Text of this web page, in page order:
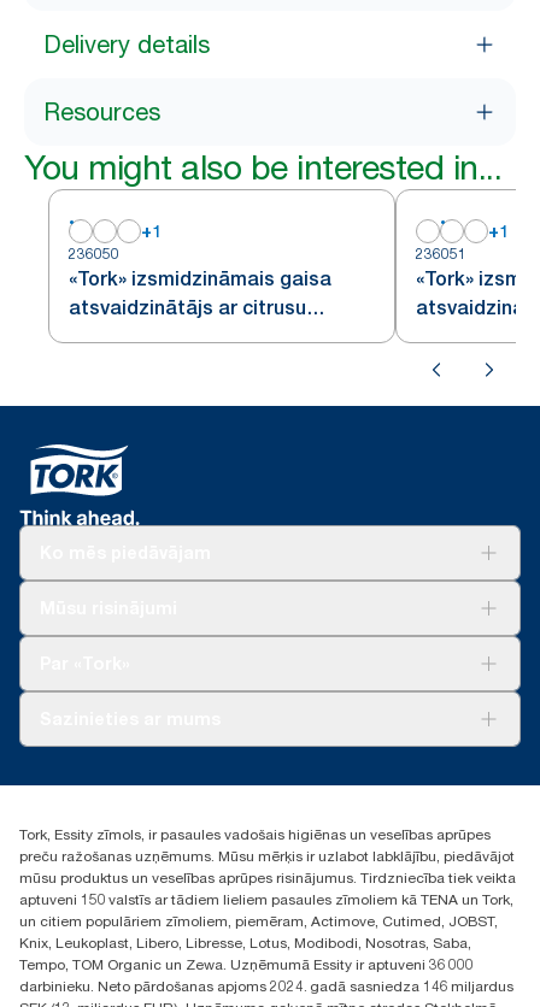
Delivery details
Resources
You might also be interested in...
+1
236050
«Tork» izsmidzināmais gaisa
atsvaidzinātājs ar citrusu
aromātu
+1
236051
«Tork»
augļu
+371 29141799
Atrast izplatītāju
Ulbrokas street 19A
Riga, Latvija
LV-1028
Tork, Essity zīmols, ir pasaules vadošais higiēnas un veselības aprūpes
preču ražošanas uzņēmums. Mūsu mērķis ir uzlabot labklājību, piedāvājot
mūsu produktus un veselības aprūpes risinājumus. Tirdzniecība tiek veikta
aptuveni 150 valstīs ar tādiem lieliem pasaules zīmoliem kā TENA un Tork,
un citiem populāriem zīmoliem, piemēram, Actimove, Cutimed, JOBST,
Knix, Leukoplast, Libero, Libresse, Lotus, Modibodi, Nosotras, Saba,
Tempo, TOM Organic un Zewa. Uzņēmumā Essity ir aptuveni 36 000
darbinieku. Neto pārdošanas apjoms 2024. gadā sasniedza 146 miljardus